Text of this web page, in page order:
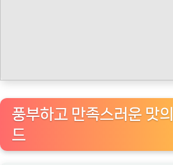
풍부하고 만족스러운 맛
드